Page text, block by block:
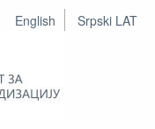
English Srpski LAT